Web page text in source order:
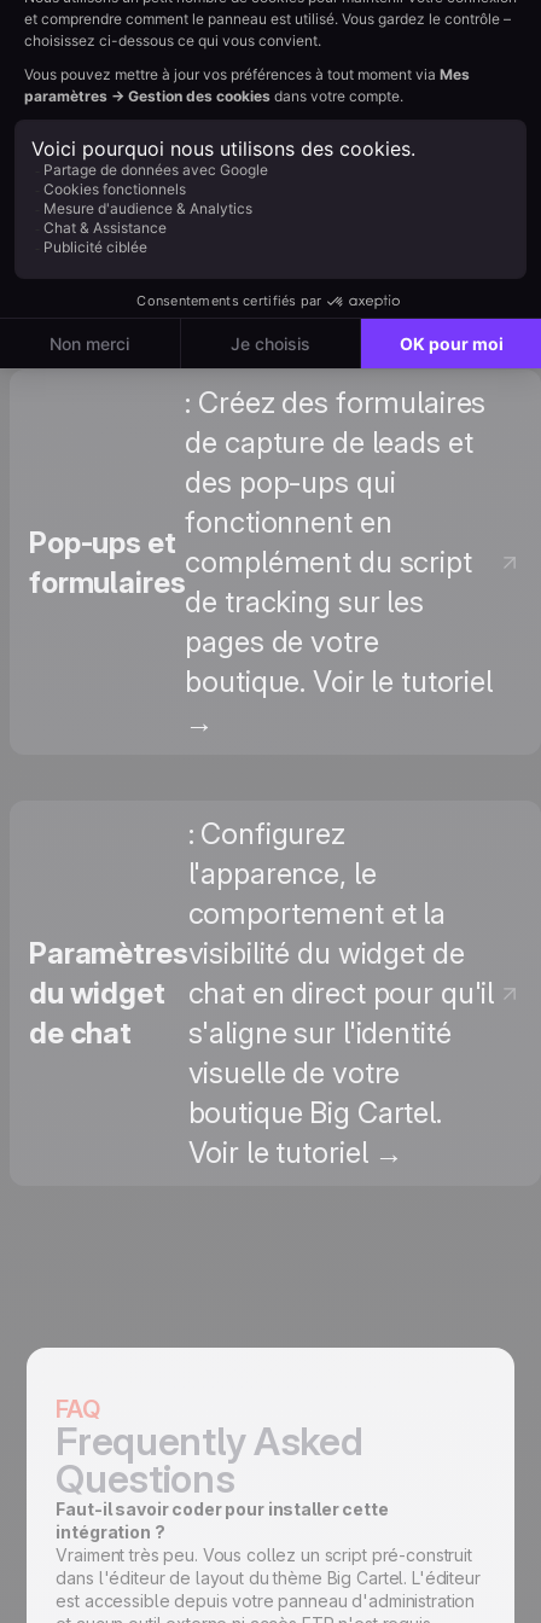
Comment
fonctionne
l'emailing
?
: Configurez les relances
email pour les leads
captés sur votre
boutique Big Cartel :
modèles, règles d'envoi
Voir le tutoriel →
Pop-ups et
formulaires
: Créez des formulaires
de capture de leads et
des pop-ups qui
fonctionnent en
complément du script
de tracking sur les
pages de votre
boutique. Voir le tutoriel
→
Paramètres
du widget
de chat
: Configurez
l'apparence, le
comportement et la
visibilité du widget de
chat en direct pour qu'il
s'aligne sur l'identité
visuelle de votre
boutique Big Cartel.
Voir le tutoriel →
FAQ
Frequently Asked
Questions
Faut-il savoir coder pour installer cette
intégration ?
Vraiment très peu. Vous collez un script pré-construit
dans l'éditeur de layout du thème Big Cartel. L'éditeur
est accessible depuis votre panneau d'administration